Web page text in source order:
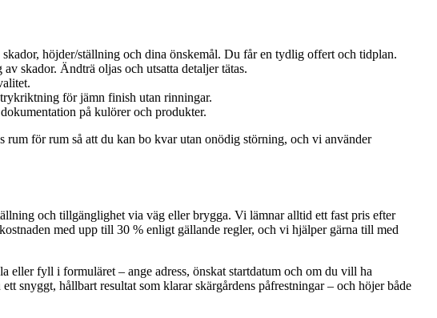
höjder/ställning och dina önskemål. Du får en tydlig offert och tidplan.
skador. Ändträ oljas och utsatta detaljer tätas.
för jämn finish utan rinningar.
på kulörer och produkter.
rum för rum så att du kan bo kvar utan onödig störning, och vi använder
och tillgänglighet via väg eller brygga. Vi lämnar alltid ett fast pris efter
med upp till 30 % enligt gällande regler, och vi hjälper gärna till med
fyll i formuläret – ange adress, önskat startdatum och om du vill ha
snyggt, hållbart resultat som klarar skärgårdens påfrestningar – och höjer både